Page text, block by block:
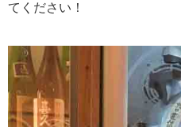
てください！